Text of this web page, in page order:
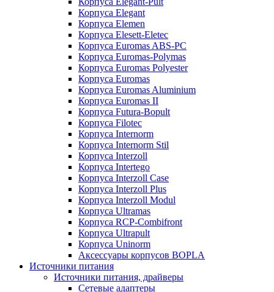
Корпуса Elegant
Корпуса Elemen
Корпуса Elesett-Eletec
Корпуса Euromas ABS-PC
Корпуса Euromas-Polymas
Корпуса Euromas Polyester
Корпуса Euromas
Корпуса Euromas Aluminium
Корпуса Euromas II
Корпуса Futura-Bopult
Корпуса Filotec
Корпуса Internorm
Корпуса Internorm Stil
Корпуса Interzoll
Корпуса Intertego
Корпуса Interzoll Case
Корпуса Interzoll Plus
Корпуса Interzoll Modul
Корпуса Ultramas
Корпуса RCP-Combifront
Корпуса Ultrapult
Корпуса Uninorm
Аксессуары корпусов BOPLA
Источники питания
Источники питания, драйверы
Сетевые адаптеры